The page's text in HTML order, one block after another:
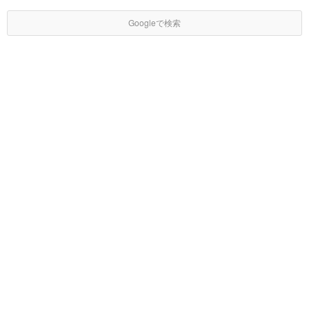
Googleで検索